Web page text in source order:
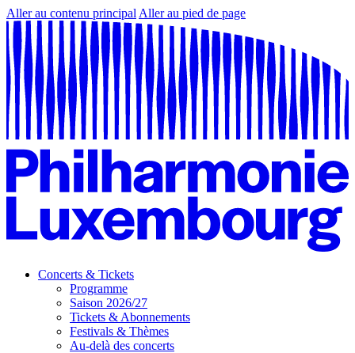
Aller au contenu principal Aller au pied de page
Concerts & Tickets
Programme
Saison 2026/27
Tickets & Abonnements
Festivals & Thèmes
Au-delà des concerts